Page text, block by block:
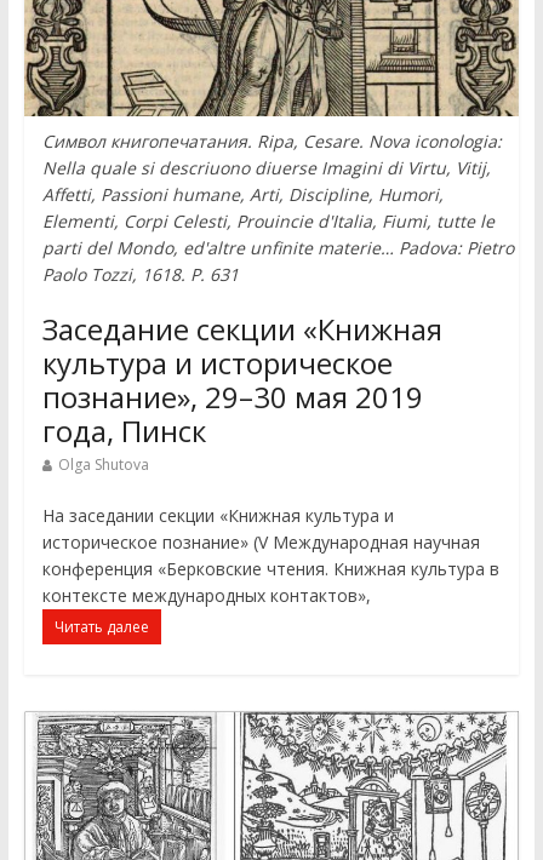
Символ книгопечатания. Ripa, Cesare. Nova iconologia:
Nella quale si descriuono diuerse Imagini di Virtu, Vitij,
Affetti, Passioni humane, Arti, Discipline, Humori,
Elementi, Corpi Celesti, Prouincie d'Italia, Fiumi, tutte le
parti del Mondo, ed'altre unfinite materie… Padova: Pietro
Paolo Tozzi, 1618. P. 631
Заседание секции «Книжная
культура и историческое
познание», 29–30 мая 2019
года, Пинск
Olga Shutova
На заседании секции «Книжная культура и
историческое познание» (V Международная научная
конференция «Берковские чтения. Книжная культура в
контексте международных контактов»,
Читать далее